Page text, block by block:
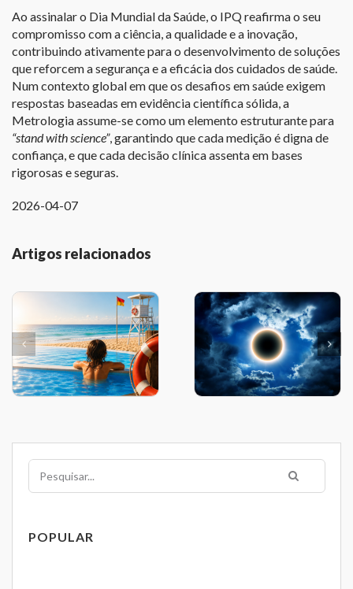
Ao assinalar o Dia Mundial da Saúde, o IPQ reafirma o seu
compromisso com a ciência, a qualidade e a inovação,
contribuindo ativamente para o desenvolvimento de soluções
que reforcem a segurança e a eficácia dos cuidados de saúde.
Num contexto global em que os desafios em saúde exigem
respostas baseadas em evidência científica sólida, a
Metrologia assume-se como um elemento estruturante para
“stand with science”, garantindo que cada medição é digna de
confiança, e que cada decisão clínica assenta em bases
rigorosas e seguras.
2026-04-07
Artigos relacionados
Pesquisar
POPULAR